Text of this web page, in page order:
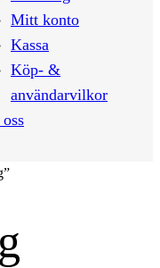
Mitt konto
Kassa
Köp- &
användarvilkor